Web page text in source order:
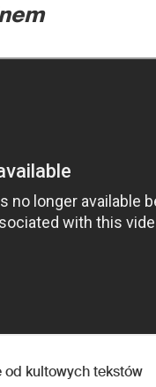
od kultowych tekstów